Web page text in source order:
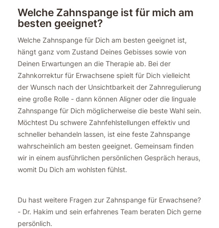
Welche Zahnspange ist für mich am
besten geeignet?
Welche Zahnspange für Dich am besten geeignet ist,
hängt ganz vom Zustand Deines Gebisses sowie von
Deinen Erwartungen an die Therapie ab. Bei der
Zahnkorrektur für Erwachsene spielt für Dich vielleicht
der Wunsch nach der Unsichtbarkeit der Zahnregulierung
eine große Rolle - dann können Aligner oder die linguale
Zahnspange für Dich möglicherweise die beste Wahl sein.
Möchtest Du schwere Zahnfehlstellungen effektiv und
schneller behandeln lassen, ist eine feste Zahnspange
wahrscheinlich am besten geeignet. Gemeinsam finden
wir in einem ausführlichen persönlichen Gespräch heraus,
womit Du Dich am wohlsten fühlst.
Du hast weitere Fragen zur Zahnspange für Erwachsene?
- Dr. Hakim und sein erfahrenes Team beraten Dich gerne
persönlich.